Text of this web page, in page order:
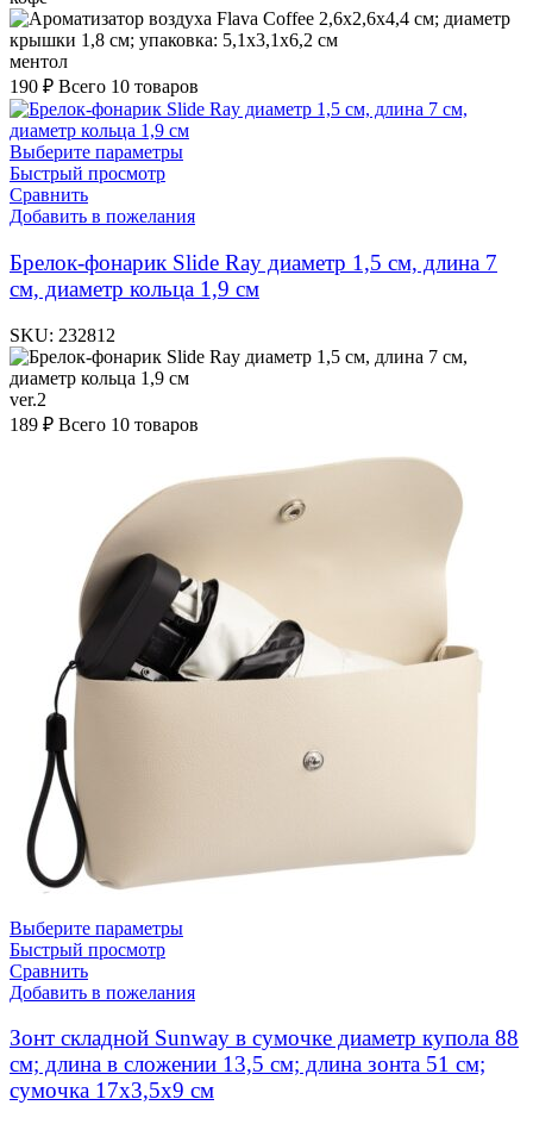
ментол
190 ₽ Всего 10 товаров
Выберите параметры
Быстрый просмотр
Сравнить
Добавить в пожелания
Брелок-фонарик Slide Ray диаметр 1,5 см, длина 7
см, диаметр кольца 1,9 см
SKU: 232812
ver.2
189 ₽ Всего 10 товаров
Выберите параметры
Быстрый просмотр
Сравнить
Добавить в пожелания
Зонт складной Sunway в сумочке диаметр купола 88
см; длина в сложении 13,5 см; длина зонта 51 см;
сумочка 17х3,5х9 см